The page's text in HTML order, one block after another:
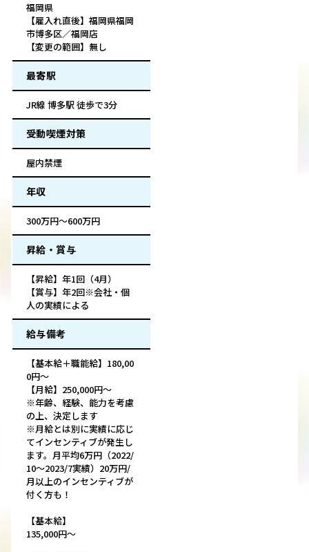
福岡県
【雇入れ直後】福岡県福岡
市博多区／福岡店
【変更の範囲】無し
最寄駅
JR線 博多駅 徒歩で3分
受動喫煙対策
屋内禁煙
年収
300万円～600万円
昇給・賞与
【昇給】年1回（4月）
【賞与】年2回※会社・個
人の実績による
給与備考
【基本給＋職能給】180,00
0円～
【月給】250,000円～
※年齢、経験、能力を考慮
の上、決定します
※月給とは別に実績に応じ
てインセンティブが発生し
ます。月平均6万円（2022/
10～2023/7実績）20万円/
月以上のインセンティブが
付く方も！
【基本給】
135,000円～